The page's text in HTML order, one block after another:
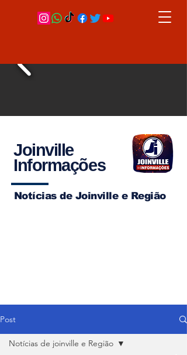
Joinville
Informações
Notícias de Joinville e Região
Post
Notícias de joinville e Região